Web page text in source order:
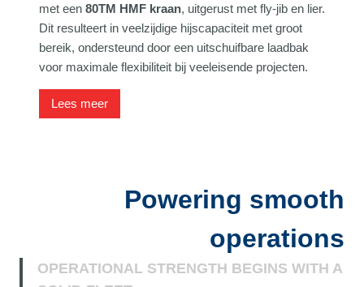
met een 80TM HMF kraan, uitgerust met fly-jib en lier.
Dit resulteert in veelzijdige hijscapaciteit met groot
bereik, ondersteund door een uitschuifbare laadbak
voor maximale flexibiliteit bij veeleisende projecten.
Lees meer
Powering smooth
operations
OPERATIONAL STRENGTH BEGINS WITH A